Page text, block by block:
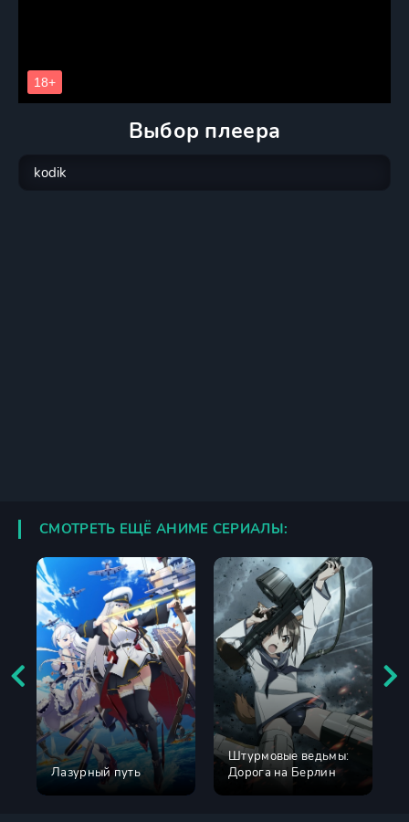
Выбор плеера
СМОТРЕТЬ ЕЩЁ АНИМЕ СЕРИАЛЫ:
Лазурный путь
Штурмовые ведьмы:
Дорога на Берлин